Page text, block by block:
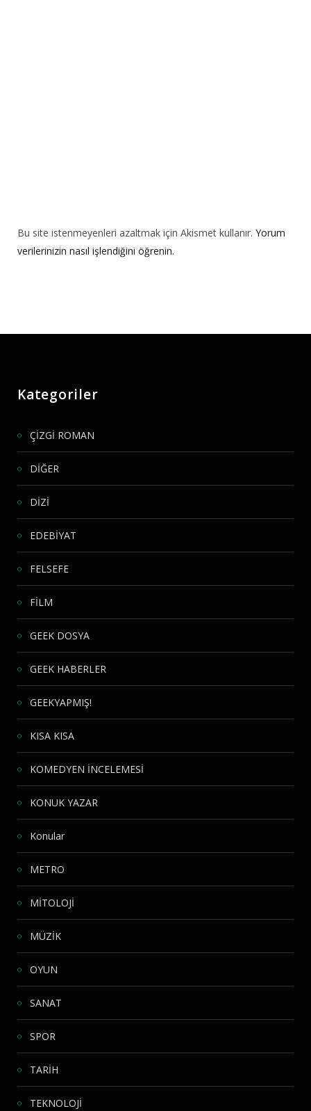
Bu site istenmeyenleri azaltmak için Akismet kullanır. Yorum
verilerinizin nasıl işlendiğini öğrenin.
Kategoriler
ÇİZGİ ROMAN
DİĞER
DİZİ
EDEBİYAT
FELSEFE
FİLM
GEEK DOSYA
GEEK HABERLER
GEEKYAPMIŞ!
KISA KISA
KOMEDYEN İNCELEMESİ
KONUK YAZAR
Konular
METRO
MİTOLOJİ
MÜZİK
OYUN
SANAT
SPOR
TARİH
TEKNOLOJİ